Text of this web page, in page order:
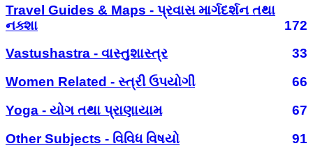
Travel Guides & Maps - પ્રવાસ માર્ગદર્શન તથા
નક્શા
172
Vastushastra - વાસ્તુશાસ્ત્ર
33
Women Related - સ્ત્રી ઉપયોગી
66
Yoga - યોગ તથા પ્રાણાયામ
67
Other Subjects - વિવિધ વિષયો
91